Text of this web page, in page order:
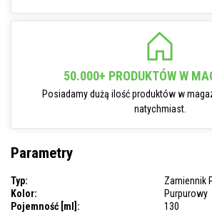
50.000+ PRODUKTÓW W
Posiadamy dużą ilość produktów w
natychmiast.
Parametry
Typ:
Zamiennik
Kolor:
Purpurowy
Pojemność [ml]:
130